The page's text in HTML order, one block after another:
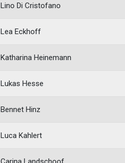
Lino Di Cristofano
Lea Eckhoff
Katharina Heinemann
Lukas Hesse
Bennet Hinz
Luca Kahlert